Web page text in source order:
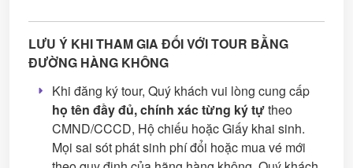
LƯU Ý KHI THAM GIA ĐỐI VỚI TOUR BẰNG
ĐƯỜNG HÀNG KHÔNG
Khi đăng ký tour, Quý khách vui lòng cung cấp
họ tên đầy đủ, chính xác từng ký tựtheo
CMND/CCCD, Hộ chiếu hoặc Giấy khai sinh.
Mọi sai sót phát sinh phí đổi hoặc mua vé mới